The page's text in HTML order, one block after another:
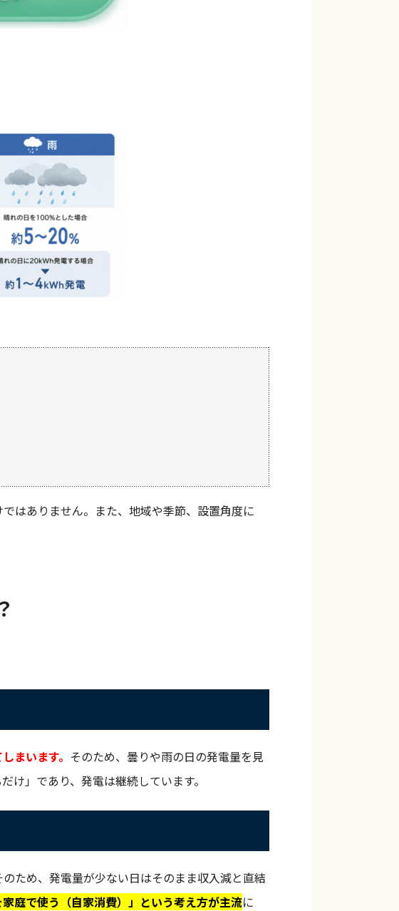
はありません。また、地域や季節、設置角度に
まいます。 そのため、曇りや雨の日の発電量を見
け」であり、発電は継続しています。
ため、発電量が少ない日はそのまま収入減と直結
家庭で使う（自家消費）」という考え方が主流に